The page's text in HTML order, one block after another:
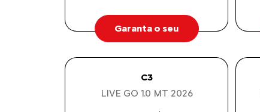
Garanta o seu
C3
LIVE GO 1.0 MT 2026